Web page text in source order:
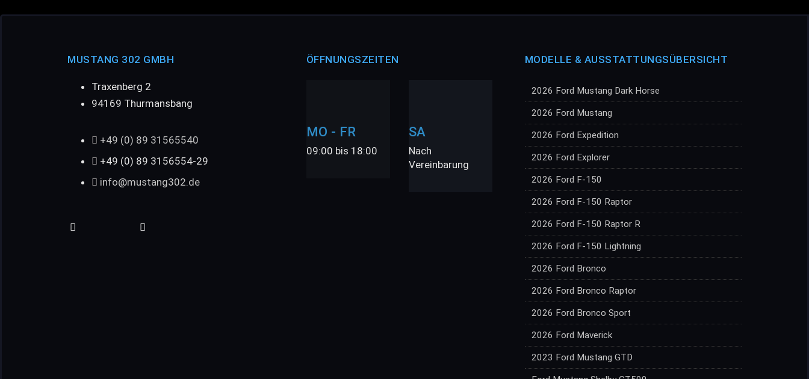
MUSTANG 302 GMBH
Traxenberg 2
94169 Thurmansbang
+49 (0) 89 31565540
+49 (0) 89 3156554-29
info@mustang302.de
ÖFFNUNGSZEITEN
MO - FR
09:00 bis 18:00
SA
Nach
Vereinbarung
MODELLE & AUSSTATTUNGSÜBERSICHT
2026 Ford Mustang Dark Horse
2026 Ford Mustang
2026 Ford Expedition
2026 Ford Explorer
2026 Ford F-150
2026 Ford F-150 Raptor
2026 Ford F-150 Raptor R
2026 Ford F-150 Lightning
2026 Ford Bronco
2026 Ford Bronco Raptor
2026 Ford Bronco Sport
2026 Ford Maverick
2023 Ford Mustang GTD